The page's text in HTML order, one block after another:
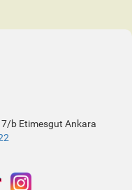
b Etimesgut Ankara